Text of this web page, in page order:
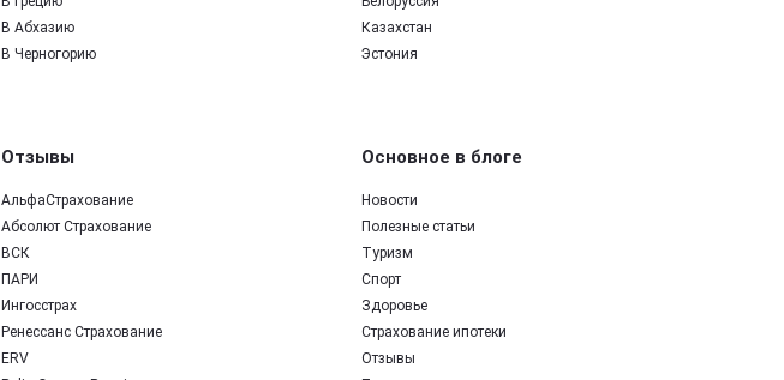
В Абхазию
В Черногорию
Казахстан
Эстония
Отзывы
АльфаСтрахование
Абсолют Страхование
ВСК
ПАРИ
Ингосстрах
Ренессанс Страхование
ERV
Основное в блоге
Новости
Полезные статьи
Туризм
Спорт
Здоровье
Страхование ипотеки
Отзывы